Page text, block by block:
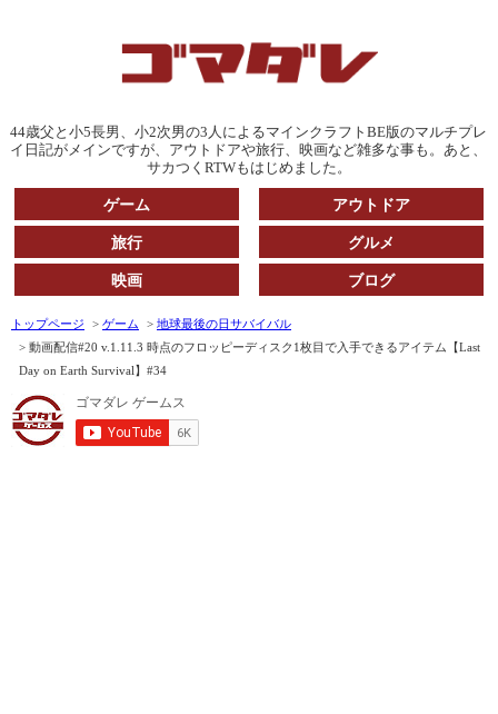
44歳父と小5長男、小2次男の3人によるマインクラフトBE版のマルチプレ
イ日記がメインですが、アウトドアや旅行、映画など雑多な事も。あと、
サカつくRTWもはじめました。
ゲーム アウトドア
旅行 グルメ
映画 ブログ
トップページ ゲーム
地球最後の日サバイバル
動画配信#20 v.1.11.3 時点のフロッピーディスク1枚目で入手できるアイテム【Last
Day on Earth Survival】#34